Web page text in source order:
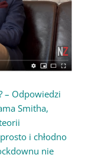
– Odpowiedzi
Smitha,
i chłodno
nie